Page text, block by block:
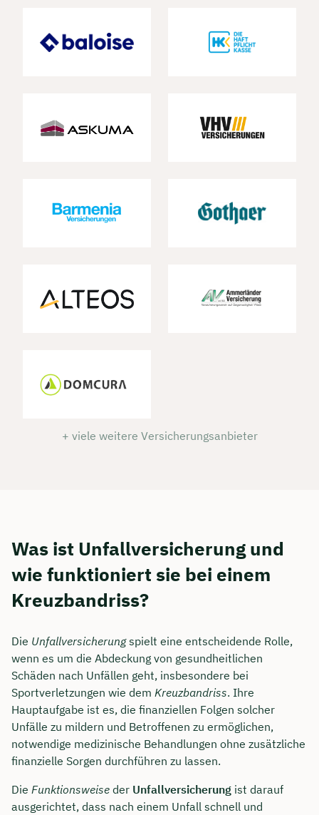
+ viele weitere Versicherungsanbieter
Was ist Unfallversicherung und
wie funktioniert sie bei einem
Kreuzbandriss?
Die Unfallversicherungspielt eine entscheidende Rolle,
wenn es um die Abdeckung von gesundheitlichen
Schäden nach Unfällen geht, insbesondere bei
Sportverletzungen wie dem Kreuzbandriss. Ihre
Hauptaufgabe ist es, die finanziellen Folgen solcher
Unfälle zu mildern und Betroffenen zu ermöglichen,
notwendige medizinische Behandlungen ohne zusätzliche
finanzielle Sorgen durchführen zu lassen.
Die Funktionsweise der Unfallversicherung ist darauf
ausgerichtet, dass nach einem Unfall schnell und